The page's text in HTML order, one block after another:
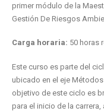
primer módulo de la
Gestión De Riesgos
Carga horaria: 50 horas
Este curso es parte del
ubicado en el eje
objetivo de este ciclo es
para el inicio de la